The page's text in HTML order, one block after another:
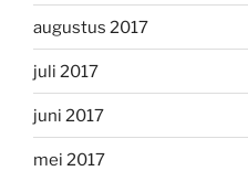
augustus 2017
juli 2017
juni 2017
mei 2017